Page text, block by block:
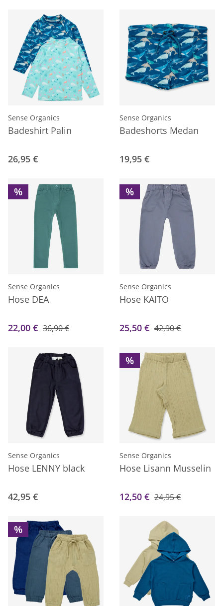
Sense Organics
Badeshirt Palin
26,95 €
Sense Organics
Badeshorts Medan
19,95 €
%
Sense Organics
Hose DEA
22,00 € 36,90 €
%
Sense Organics
Hose KAITO
25,50 € 42,90 €
Sense Organics
Hose LENNY black
42,95 €
%
Sense Organics
Hose Lisann Musselin
12,50 € 24,95 €
%